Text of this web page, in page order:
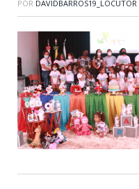
POR DAVIDBARROS19_LOCUTOR